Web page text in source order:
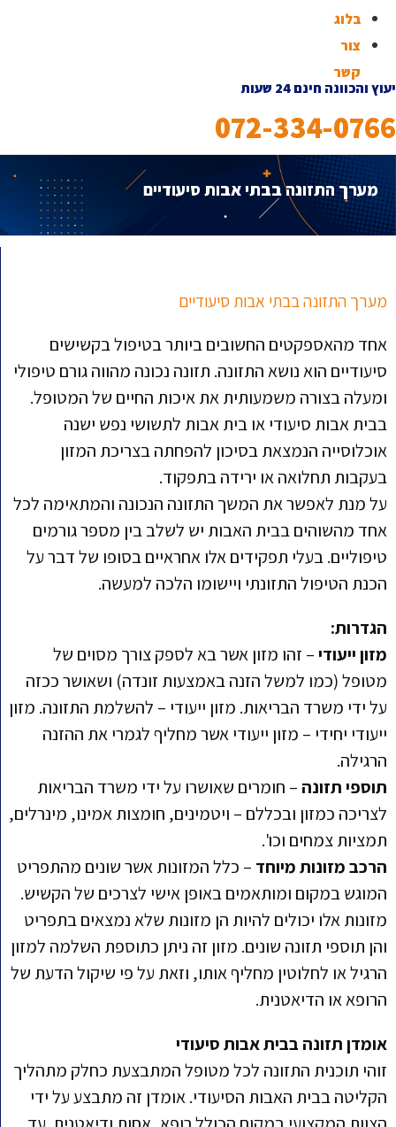
בלוג
צור
קשר
יעוץ והכוונה חינם 24 שעות
072-334-0766
מערך התזונה בבתי אבות סיעודיים
מערך התזונה בבתי אבות סיעודיים
אחד מהאספקטים החשובים ביותר בטיפול בקשישים
סיעודיים הוא נושא התזונה. תזונה נכונה מהווה גורם טיפולי
ומעלה בצורה משמעותית את איכות החיים של המטופל.
בבית אבות סיעודי או בית אבות לתשושי נפש ישנה
אוכלוסייה הנמצאת בסיכון להפחתה בצריכת המזון
בעקבות תחלואה או ירידה בתפקוד.
על מנת לאפשר את המשך התזונה הנכונה והמתאימה לכל
אחד מהשוהים בבית האבות יש לשלב בין מספר גורמים
טיפוליים. בעלי תפקידים אלו אחראיים בסופו של דבר על
הכנת הטיפול התזונתי ויישומו הלכה למעשה.
הגדרות:
מזון ייעודי– זהו מזון אשר בא לספק צורך מסוים של
מטופל (כמו למשל הזנה באמצעות זונדה) ושאושר ככזה
על ידי משרד הבריאות. מזון ייעודי – להשלמת התזונה. מזון
ייעודי יחידי – מזון ייעודי אשר מחליף לגמרי את ההזנה
הרגילה.
תוספי תזונה – חומרים שאושרו על ידי משרד הבריאות
לצריכה כמזון ובכללם – ויטמינים, חומצות אמינו, מינרלים,
תמציות צמחים וכו'.
הרכב מזונות מיוחד – כלל המזונות אשר שונים מהתפריט
המוגש במקום ומותאמים באופן אישי לצרכים של הקשיש.
מזונות אלו יכולים להיות הן מזונות שלא נמצאים בתפריט
והן תוספי תזונה שונים. מזון זה ניתן כתוספת השלמה למזון
הרגיל או לחלוטין מחליף אותו, וזאת על פי שיקול הדעת של
הרופא או הדיאטנית.
אומדן תזונה בבית אבות סיעודי
זוהי תוכנית התזונה לכל מטופל המתבצעת כחלק מתהליך
הקליטה בבית האבות הסיעודי. אומדן זה מתבצע על ידי